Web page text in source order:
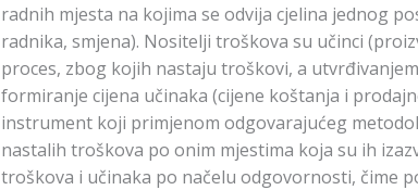
radnih mjesta na kojima se odvija cjelina jednog
radnika, smjena). Nositelji troškova su učinci
proces, zbog kojih nastaju troškovi, a
formiranje cijena učinaka (cijene koštanja i
instrument koji primjenom odgovarajućeg
nastalih troškova po onim mjestima koja su ih
troškova i učinaka po načelu odgovornosti, čime